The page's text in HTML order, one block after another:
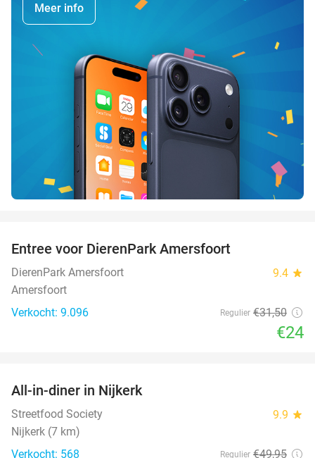
Meer info
Entree voor DierenPark Amersfoort
DierenPark Amersfoort 9.4 star
Amersfoort
Verkocht: 9.096
Regulier €31,50
€24
All-in-diner in Nijkerk
Streetfood Society 9.9 star
Nijkerk (7 km)
Verkocht: 568
Regulier €49,95